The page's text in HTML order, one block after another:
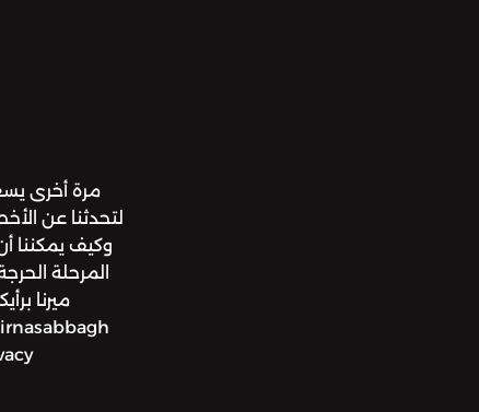
مرة أخرى
لتحدثنا عن
وكيف يمكننا
المرحلة
ميرنا